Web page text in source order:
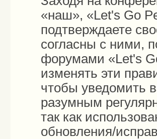
«наш», «Let's Go
подтверждаете
согласны с ними,
форумами «Let's
изменять эти
чтобы уведомить
разумным
так как
обновления/